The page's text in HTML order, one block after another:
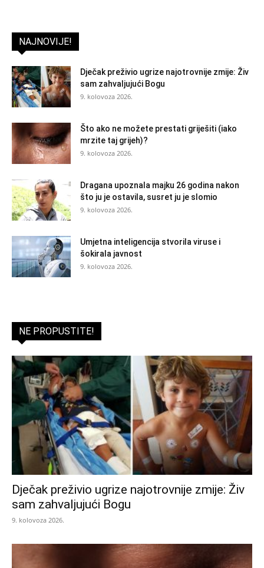
NAJNOVIJE!
Dječak preživio ugrize najotrovnije zmije: Živ
sam zahvaljujući Bogu
9. kolovoza 2026.
Što ako ne možete prestati griješiti (iako
mrzite taj grijeh)?
9. kolovoza 2026.
Dragana upoznala majku 26 godina nakon
što ju je ostavila, susret ju je slomio
9. kolovoza 2026.
Umjetna inteligencija stvorila viruse i
šokirala javnost
9. kolovoza 2026.
NE PROPUSTITE!
Dječak preživio ugrize najotrovnije zmije: Živ
sam zahvaljujući Bogu
9. kolovoza 2026.